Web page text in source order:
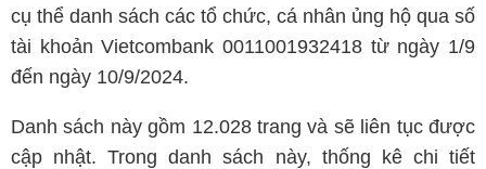
cụ thể danh sách các tổ chức, cá nhân ủng hộ qua số
tài khoản Vietcombank 0011001932418 từ ngày 1/9
đến ngày 10/9/2024.
Danh sách này gồm 12.028 trang và sẽ liên tục được
cập nhật. Trong danh sách này, thống kê chi tiết